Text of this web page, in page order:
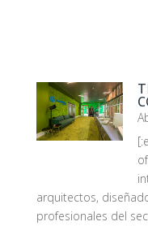
arquitectos,
profesionales del